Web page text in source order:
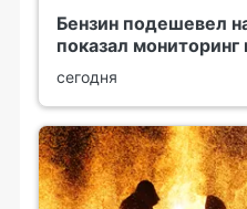
Бензин подешевел
показал
сегодня